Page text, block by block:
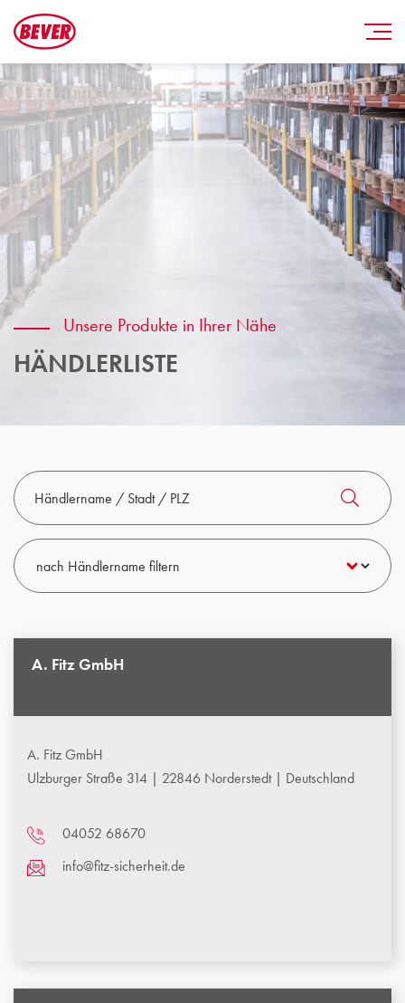
Unsere Produkte in Ihrer Nähe
HÄNDLERLISTE
A. Fitz GmbH
A. Fitz GmbH
Ulzburger Straße 314 | 22846 Norderstedt | Deutschland
04052 68670
info@fitz-sicherheit.de